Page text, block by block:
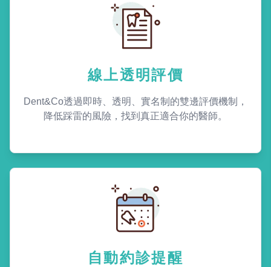
線上透明評價
Dent&Co透過即時、透明、實名制的雙邊評價機制，
降低踩雷的風險，找到真正適合你的醫師。
自動約診提醒